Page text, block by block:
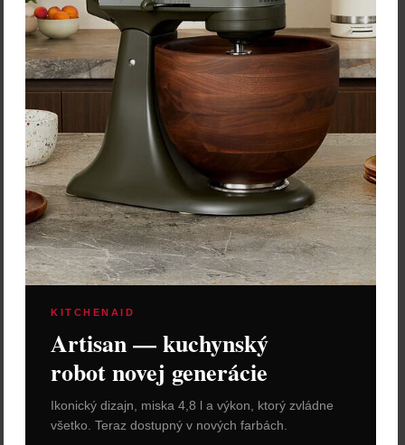
KITCHENAID
Artisan — kuchynský
robot novej generácie
Ikonický dizajn, miska 4,8 l a výkon, ktorý zvládne
všetko. Teraz dostupný v nových farbách.